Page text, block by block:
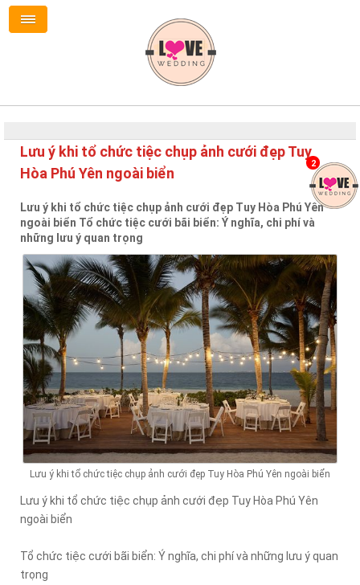
Lưu ý khi tổ chức tiệc chụp ảnh cưới đẹp Tuy
Hòa Phú Yên ngoài biển
Lưu ý khi tổ chức tiệc chụp ảnh cưới đẹp Tuy Hòa Phú Yên
ngoài biển Tổ chức tiệc cưới bãi biển: Ý nghĩa, chi phí và
những lưu ý quan trọng
Lưu ý khi tổ chức tiệc chụp ảnh cưới đẹp Tuy Hòa Phú Yên ngoài biển
Lưu ý khi tổ chức tiệc chụp ảnh cưới đẹp Tuy Hòa Phú Yên
ngoài biển
Tổ chức tiệc cưới bãi biển: Ý nghĩa, chi phí và những lưu ý quan
trọng
2